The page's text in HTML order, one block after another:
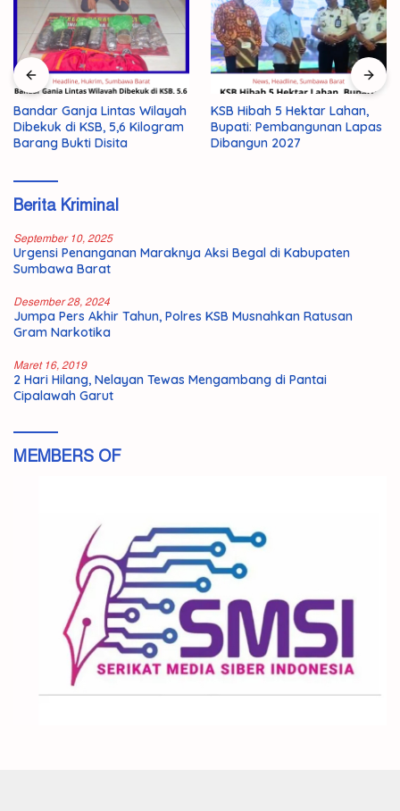
Bandar Ganja Lintas Wilayah
Dibekuk di KSB, 5,6 Kilogram
Barang Bukti Disita
KSB Hibah 5 Hektar Lahan,
Bupati: Pembangunan Lapas
Dibangun 2027
Berita Kriminal
September 10, 2025
Urgensi Penanganan Maraknya Aksi Begal di Kabupaten
Sumbawa Barat
Desember 28, 2024
Jumpa Pers Akhir Tahun, Polres KSB Musnahkan Ratusan
Gram Narkotika
Maret 16, 2019
2 Hari Hilang, Nelayan Tewas Mengambang di Pantai
Cipalawah Garut
MEMBERS OF